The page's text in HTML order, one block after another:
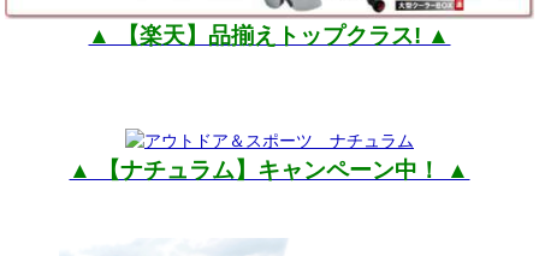
▲ 【楽天】品揃えトップクラス! ▲
▲ 【ナチュラム】キャンペーン中！ ▲